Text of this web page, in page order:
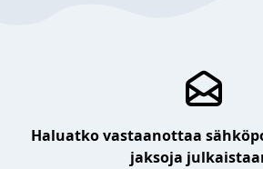
Haluatko vastaanottaa
jaksoja